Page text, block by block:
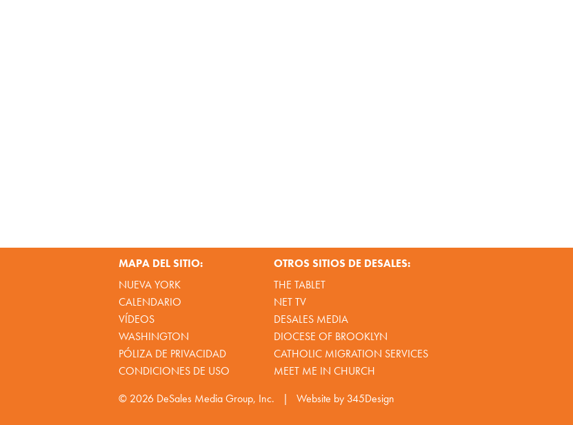
MAPA DEL SITIO:
NUEVA YORK
CALENDARIO
VÍDEOS
WASHINGTON
PÓLIZA DE PRIVACIDAD
CONDICIONES DE USO
OTROS SITIOS DE DESALES:
THE TABLET
NET TV
DESALES MEDIA
DIOCESE OF BROOKLYN
CATHOLIC MIGRATION SERVICES
MEET ME IN CHURCH
© 2026 DeSales Media Group, Inc. | Website by 345Design